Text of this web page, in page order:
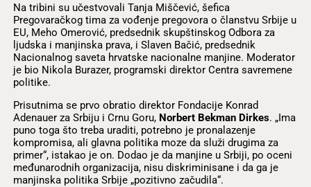
Na tribini su učestvovali Tanja Miščević, šefica
Pregovaračkog tima za vođenje pregovora o članstvu Srbije u
EU, Meho Omerović, predsednik skupštinskog Odbora za
ljudska i manjinska prava, i Slaven Bačić, predsednik
Nacionalnog saveta hrvatske nacionalne manjine. Moderator
je bio Nikola Burazer, programski direktor Centra savremene
politike.
Prisutnima se prvo obratio direktor Fondacije Konrad
Adenauer za Srbiju i Crnu Goru, Norbert Bekman Dirkes. „Ima
puno toga što treba uraditi, potrebno je pronalazenje
kompromisa, ali glavna politika moze da služi drugima za
primer“, istakao je on. Dodao je da manjine u Srbiji, po oceni
međunarodnih organizacija, nisu diskriminisane i da ga je
manjinska politika Srbije „pozitivno začudila“.